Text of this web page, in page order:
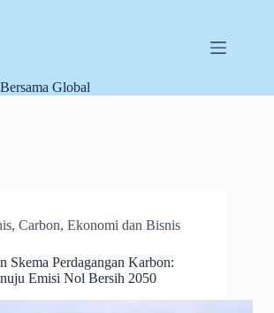
Global
, Carbon, Ekonomi dan Bisnis
Skema Perdagangan Karbon:
Emisi Nol Bersih 2050